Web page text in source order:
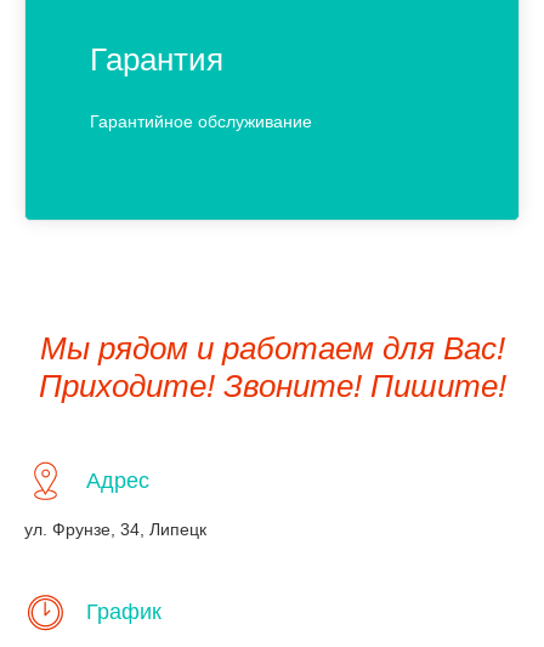
Гарантия
Гарантийное обслуживание
Мы рядом и работаем для Вас!
Приходите! Звоните! Пишите!
Адрес
ул. Фрунзе, 34, Липецк
График